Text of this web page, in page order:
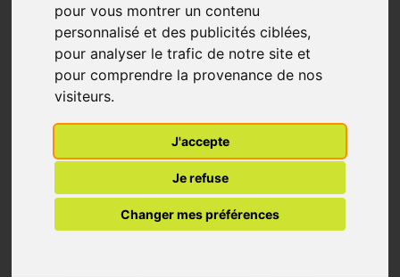
pour vous montrer un contenu
personnalisé et des publicités ciblées,
pour analyser le trafic de notre site et
pour comprendre la provenance de nos
visiteurs.
J'accepte
Je refuse
Changer mes préférences